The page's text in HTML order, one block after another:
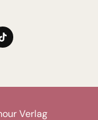
Verlag